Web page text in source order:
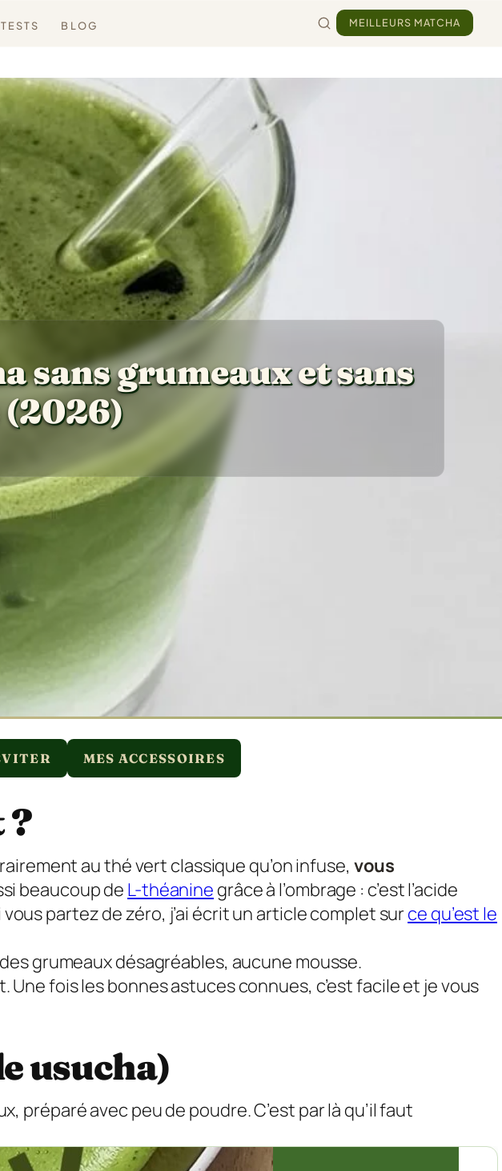
BLOG MEILLEURS MATCHA
sans grumeaux et sans
(2026)
MES ACCESSOIRES
?
au thé vert classique qu’on infuse, vous
beaucoup de L-théanine grâce à l’ombrage : c’est l’acide
partez de zéro, j’ai écrit un article complet sur ce qu’est le
grumeaux désagréables, aucune mousse.
fois les bonnes astuces connues, c’est facile et je vous
usucha)
préparé avec peu de poudre. C’est par là qu’il faut